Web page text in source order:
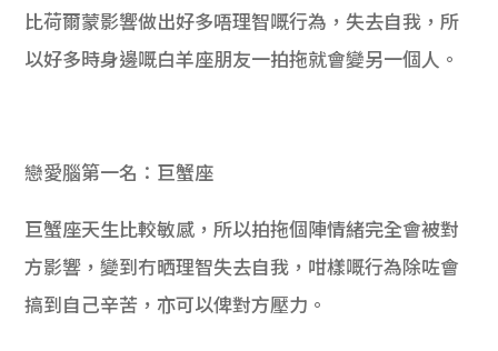
比荷爾蒙影響做出好多唔理智嘅行為，失去自我，所
以好多時身邊嘅白羊座朋友一拍拖就會變另一個人。
戀愛腦第一名：巨蟹座
巨蟹座天生比較敏感，所以拍拖個陣情緒完全會被對
方影響，變到冇晒理智失去自我，咁樣嘅行為除咗會
搞到自己辛苦，亦可以俾對方壓力。